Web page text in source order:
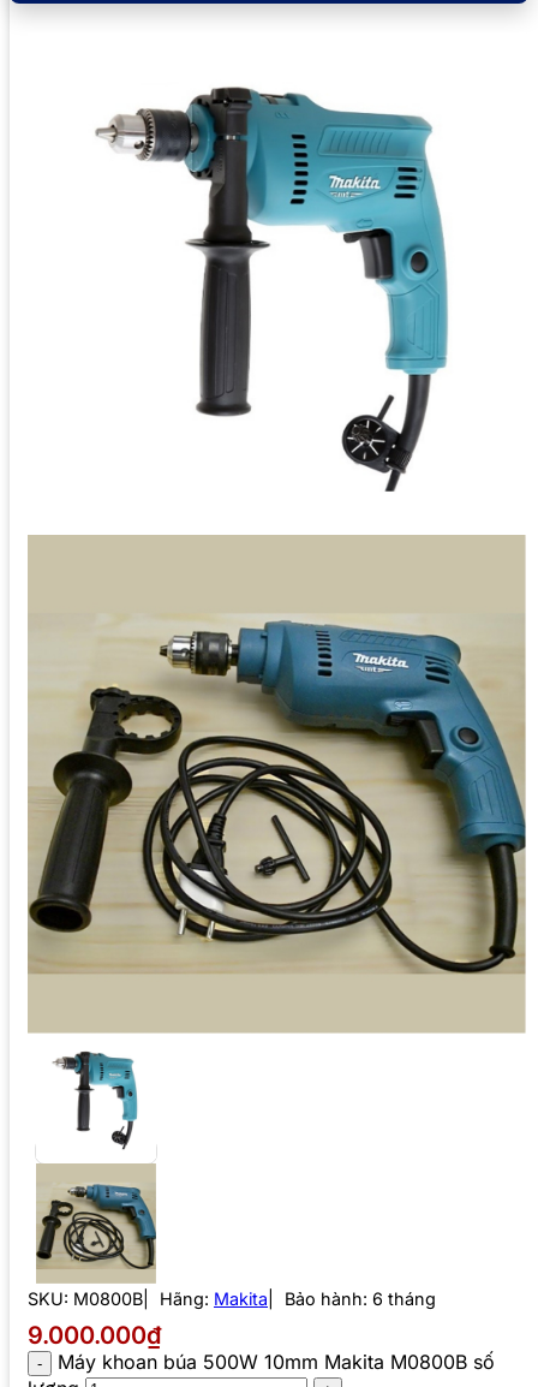
SKU: M0800B Hãng: Makita Bảo hành: 6 tháng
9.000.000₫
Máy khoan búa 500W 10mm Makita M0800B số